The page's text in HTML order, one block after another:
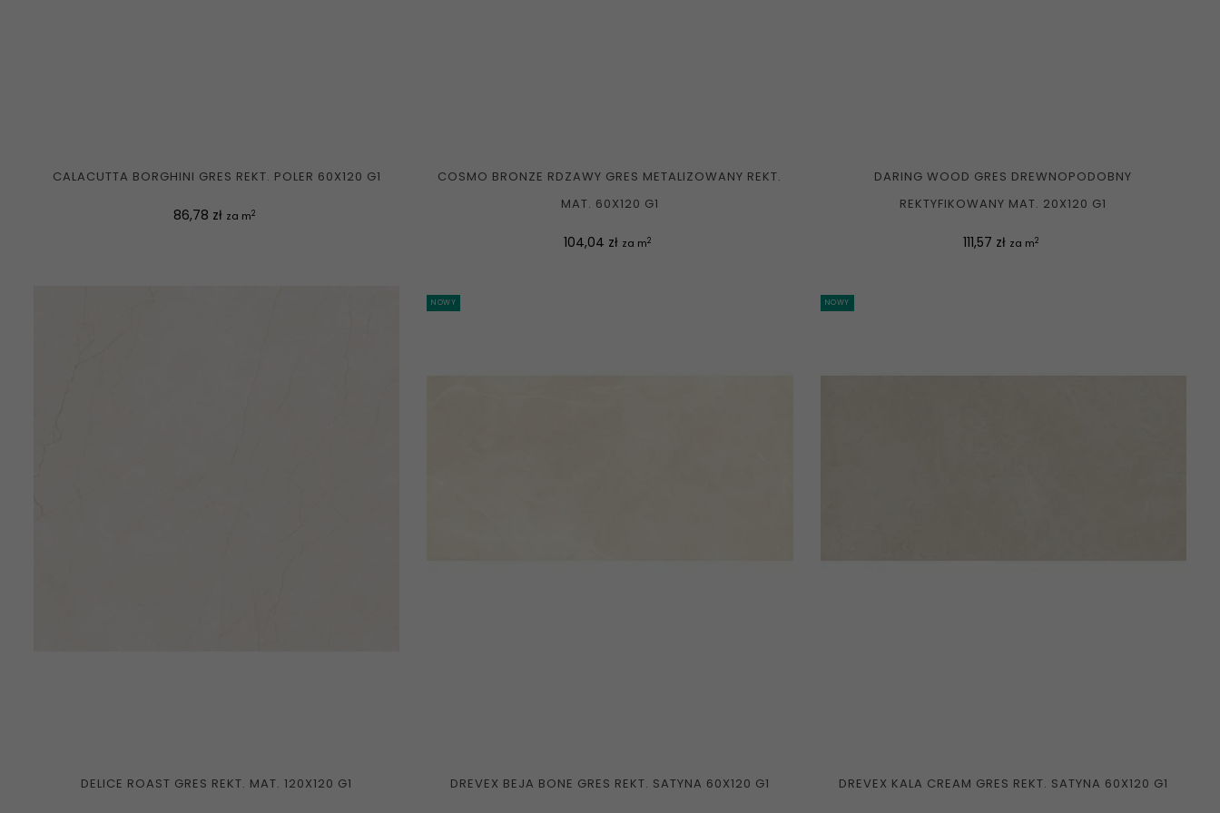
CALACUTTA BORGHINI GRES REKT. POLER 60X120 G1
Cena
86,78 zł za m2
COSMO BRONZE RDZAWY GRES METALIZOWANY REKT.
MAT. 60X120 G1
Cena
104,04 zł za m2
DARING WOOD GRES DREWNOPODOBNY
REKTYFIKOWANY MAT. 20X120 G1
Cena
111,57 zł za m2
DELICE ROAST GRES REKT. MAT. 120X120 G1
NOWY
DREVEX BEJA BONE GRES REKT. SATYNA 60X120 G1
NOWY
DREVEX KALA CREAM GRES REKT. SATYNA 60X120 G1